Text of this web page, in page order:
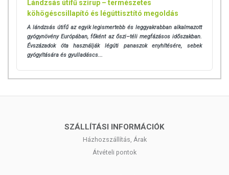
Lándzsás útifű szirup – természetes
köhögéscsillapító és légúttisztító megoldás
A lándzsás útifű az egyik legismertebb és leggyakrabban alkalmazott
gyógynövény Európában, főként az őszi–téli megfázásos időszakban.
Évszázadok óta használják légúti panaszok enyhítésére, sebek
gyógyítására és gyulladáscs...
SZÁLLÍTÁSI INFORMÁCIÓK
Házhozszállítás, Árak
Átvételi pontok